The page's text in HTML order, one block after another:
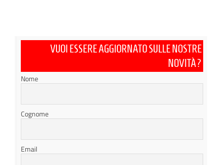
VUOI ESSERE AGGIORNATO SULLE NOSTRE
NOVITÀ?
Nome
Cognome
Email